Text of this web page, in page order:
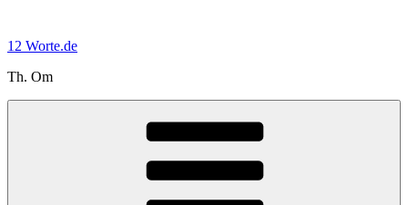
springen
12 Worte.de
Th. Om